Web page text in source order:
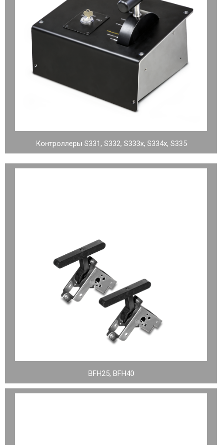
Контроллеры S331, S332, S333x, S334x, S335
BFH25, BFH40